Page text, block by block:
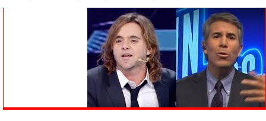
Sostenibilidad
soychile